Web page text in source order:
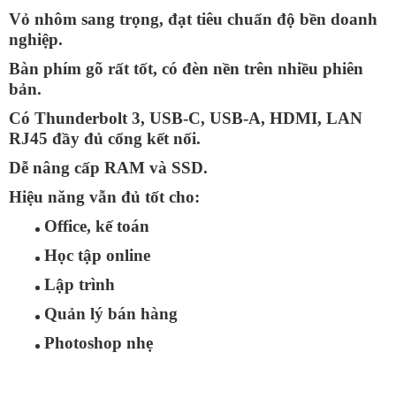
Vỏ nhôm sang trọng, đạt tiêu chuẩn độ bền doanh
nghiệp.
Bàn phím gõ rất tốt, có đèn nền trên nhiều phiên
bản.
Có Thunderbolt 3, USB-C, USB-A, HDMI, LAN
RJ45 đầy đủ cổng kết nối.
Dễ nâng cấp RAM và SSD.
Hiệu năng vẫn đủ tốt cho:
Office, kế toán
Học tập online
Lập trình
Quản lý bán hàng
Photoshop nhẹ